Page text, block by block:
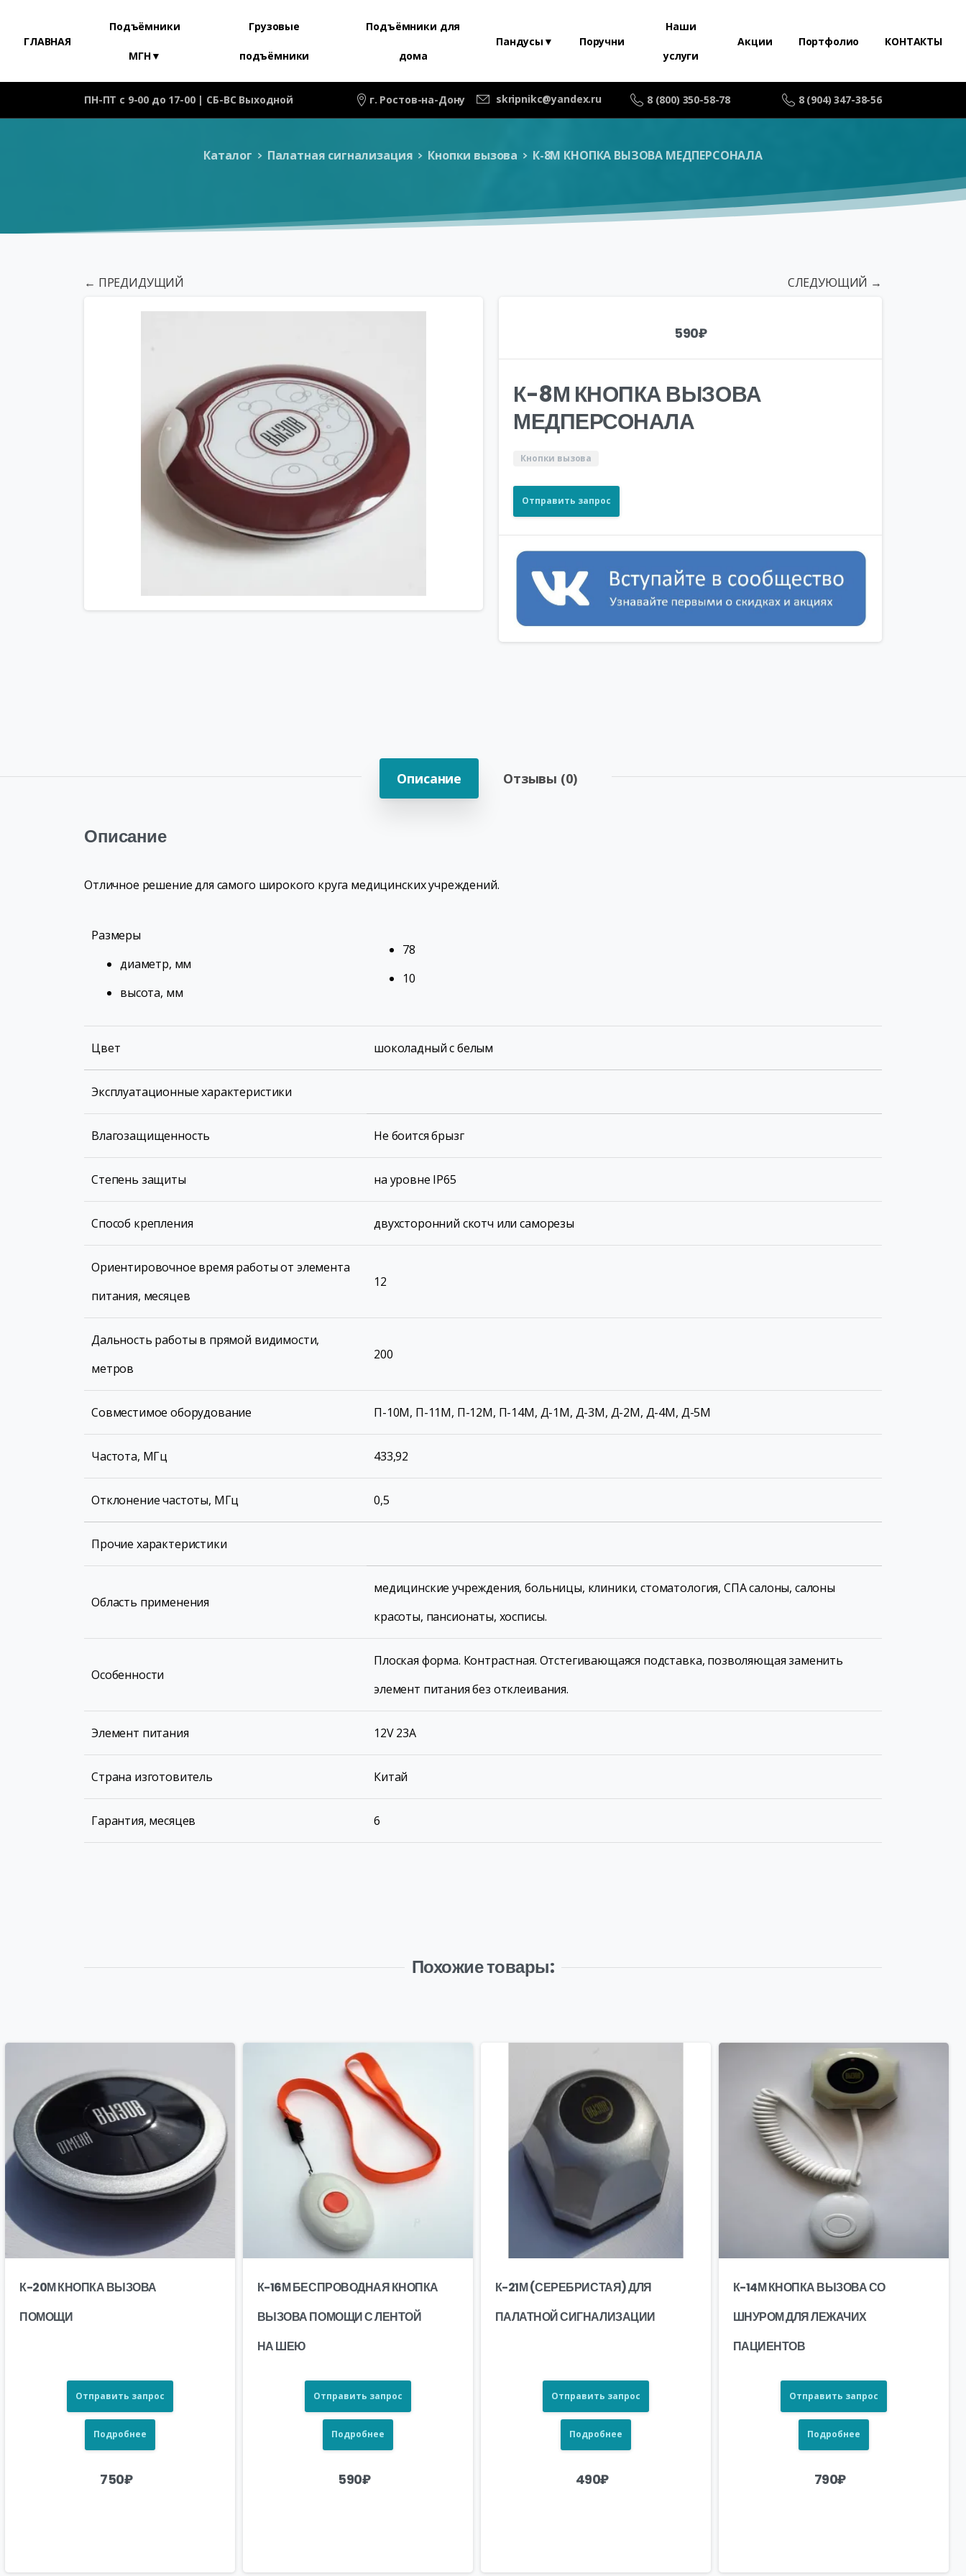
ГЛАВНАЯ
Подъёмники
МГН▼
Грузовые
подъёмники
Подъёмники для
дома
Пандусы▼ Поручни
Наши
услуги
Акции Портфолио КОНТАКТЫ
ПН-ПТ с 9-00 до 17-00 | СБ-ВС Выходной г. Ростов-на-Дону skripnikc@yandex.ru 8 (800) 350-58-78 8 (904) 347-38-56
Каталог Палатная сигнализация Кнопки вызова К-8М КНОПКА ВЫЗОВА МЕДПЕРСОНАЛА
← ПРЕДИДУЩИЙ СЛЕДУЮЩИЙ →
590₽
К-8М КНОПКА ВЫЗОВА
МЕДПЕРСОНАЛА
Кнопки вызова
Отправить запрос
Описание Отзывы (0)
Описание
Отличное решение для самого широкого круга медицинских учреждений.
Размеры
диаметр, мм
высота, мм
78
10
Цвет шоколадный с белым
Эксплуатационные характеристики
Влагозащищенность Не боится брызг
Степень защиты на уровне IP65
Способ крепления двухсторонний скотч или саморезы
Ориентировочное время работы от элемента
питания, месяцев
12
Дальность работы в прямой видимости,
метров
200
Совместимое оборудование П-10М, П-11М, П-12М, П-14М, Д-1М, Д-3М, Д-2М, Д-4М, Д-5М
Частота, МГц 433,92
Отклонение частоты, МГц 0,5
Прочие характеристики
Область применения
медицинские учреждения, больницы, клиники, стоматология, СПА салоны, салоны
красоты, пансионаты, хосписы.
Особенности
Плоская форма. Контрастная. Отстегивающаяся подставка, позволяющая заменить
элемент питания без отклеивания.
Элемент питания 12V 23A
Страна изготовитель Китай
Гарантия, месяцев 6
Похожие товары:
К-20М КНОПКА ВЫЗОВА
ПОМОЩИ
Отправить запрос
Подробнее
750₽
К-16М БЕСПРОВОДНАЯ КНОПКА
ВЫЗОВА ПОМОЩИ С ЛЕНТОЙ
НА ШЕЮ
Отправить запрос
Подробнее
590₽
К-21М (СЕРЕБРИСТАЯ) ДЛЯ
ПАЛАТНОЙ СИГНАЛИЗАЦИИ
Отправить запрос
Подробнее
490₽
К-14М КНОПКА ВЫЗОВА СО
ШНУРОМ ДЛЯ ЛЕЖАЧИХ
ПАЦИЕНТОВ
Отправить запрос
Подробнее
790₽